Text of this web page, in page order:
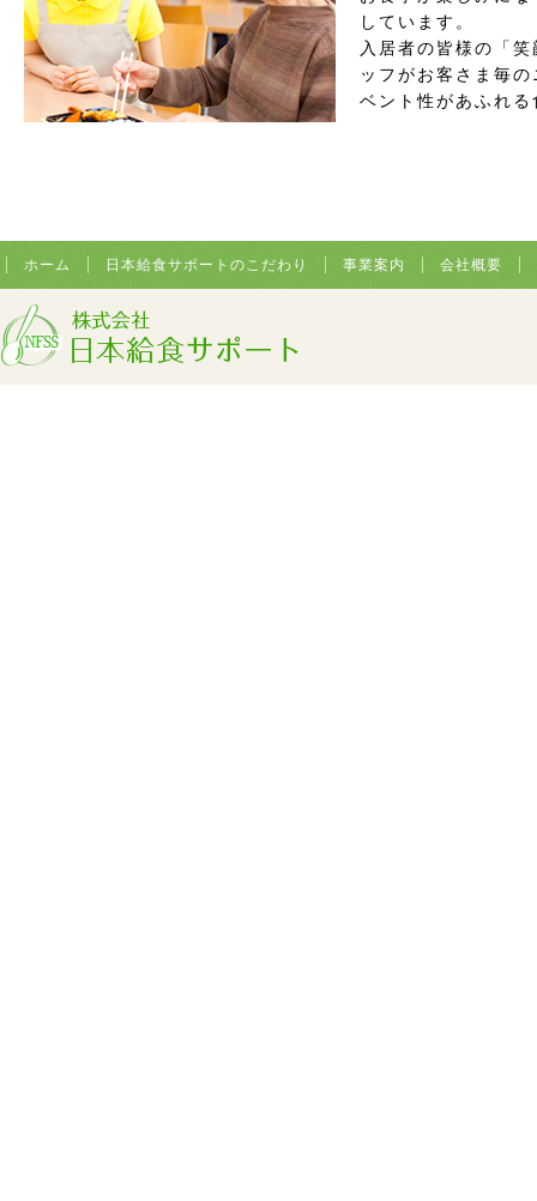
しています。
入居者の皆様の「
ッフがお客さま毎
ベント性があふれ
ホーム 日本給食サポートのこだわり 事業案内 会社概要